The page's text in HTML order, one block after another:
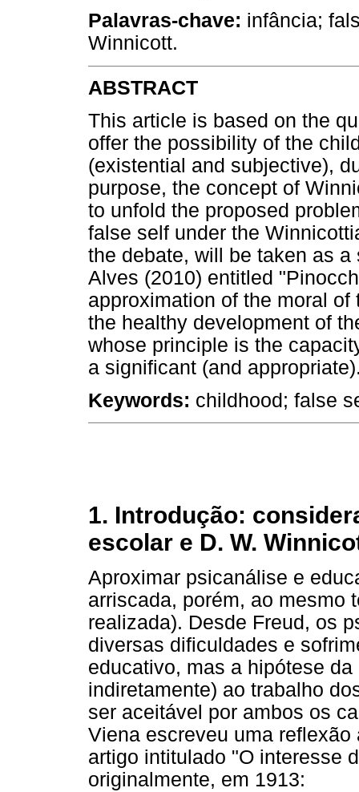
Palavras-chave: infância;
Winnicott.
ABSTRACT
This article is based on the
offer the possibility of the
(existential and subjective),
purpose, the concept of
to unfold the proposed
false self under the
the debate, will be taken as
Alves (2010) entitled
approximation of the moral
the healthy development of
whose principle is the
a significant (and
Keywords: childhood; false
1. Introdução:
escolar e D. W.
Aproximar psicanálise e
arriscada, porém, ao mesmo
realizada). Desde Freud, os
diversas dificuldades e
educativo, mas a hipótese
indiretamente) ao trabalho
ser aceitável por ambos os
Viena escreveu uma
artigo intitulado "O interesse
originalmente, em 1913: